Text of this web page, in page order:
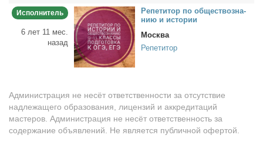
Исполнитель
6 лет 11 мес.
назад
Ре­пе­ти­тор по об­ще­ст­во­зна­
нию и ис­то­рии
Москва
Репетитор
Администрация не несёт ответственности за отсутствие
надлежащего образования, лицензий и аккредитаций
мастеров. Администрация не несёт ответственность за
содержание объявлений. Не является публичной офертой.